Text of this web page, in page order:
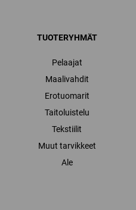
TUOTERYHMÄT
Pelaajat
Maalivahdit
Erotuomarit
Taitoluistelu
Tekstiilit
Muut tarvikkeet
Ale